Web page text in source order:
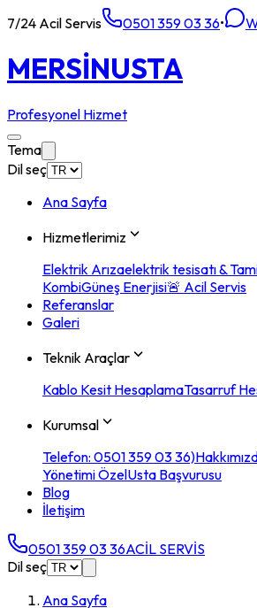
7/24 Acil Servis 0501 359 03 36•
MERSİNUSTA
Profesyonel Hizmet
Tema
Dil seç
Ana Sayfa
Hizmetlerimiz
Elektrik Arızaelektrik tesisatı &
KombiGüneş Enerjisi🚨 Acil Servis
Referanslar
Galeri
Teknik Araçlar
Kablo Kesit HesaplamaTasarruf
Kurumsal
Telefon: 0501 359 03 36)
Yönetimi ÖzelUsta Başvurusu
Blog
İletişim
0501 359 03 36ACİL SERVİS
Dil seç
Ana Sayfa